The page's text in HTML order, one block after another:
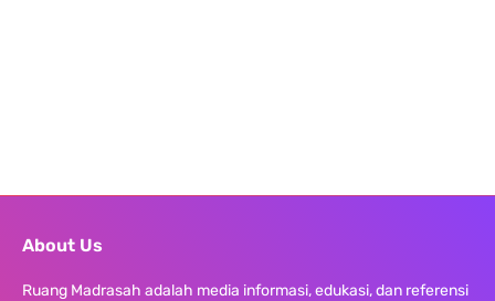
About Us
Ruang Madrasah adalah media informasi, edukasi, dan referensi